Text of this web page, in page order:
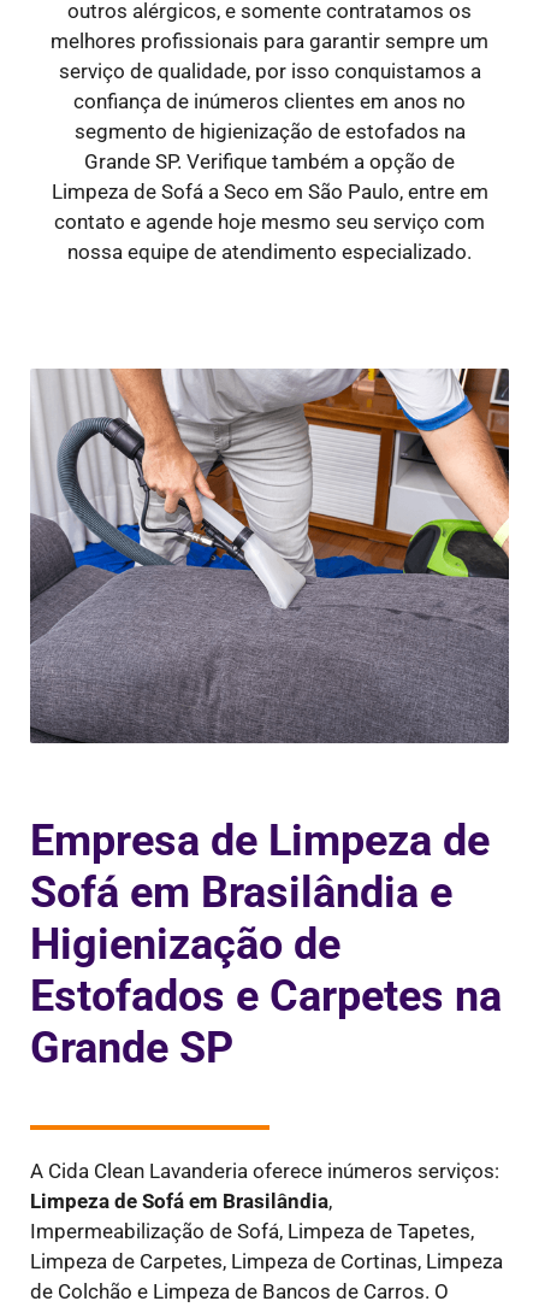
outros alérgicos, e somente contratamos os
melhores profissionais para garantir sempre um
serviço de qualidade, por isso conquistamos a
confiança de inúmeros clientes em anos no
segmento de higienização de estofados na
Grande SP. Verifique também a opção de
Limpeza de Sofá a Seco em São Paulo, entre em
contato e agende hoje mesmo seu serviço com
nossa equipe de atendimento especializado.
Empresa de Limpeza de
Sofá em Brasilândia e
Higienização de
Estofados e Carpetes na
Grande SP
A Cida Clean Lavanderia oferece inúmeros serviços:
Limpeza de Sofá em Brasilândia,
Impermeabilização de Sofá, Limpeza de Tapetes,
Limpeza de Carpetes, Limpeza de Cortinas, Limpeza
de Colchão e Limpeza de Bancos de Carros. O